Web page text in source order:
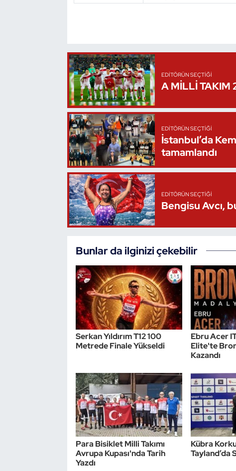
EDITÖRÜN SEÇTIĞI
A MİLLİ TAKIM
EDITÖRÜN SEÇTIĞI
İstanbul’da
tamamlandı
EDITÖRÜN SEÇTIĞI
Bengisu Avcı,
Bunlar da ilginizi çekebilir
Serkan Yıldırım T12 100
Metrede Finale Yükseldi
Ebru Acer
Elite'te
Kazandı
Para Bisiklet Milli Takımı
Avrupa Kupası'nda Tarih
Yazdı
Kübra
Tayland’da
Vücut Geliştirme Fitness
Wushu Kungfu